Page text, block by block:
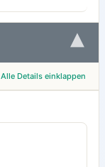
▾
Alle Details einklappen